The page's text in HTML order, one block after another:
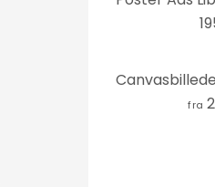
fra